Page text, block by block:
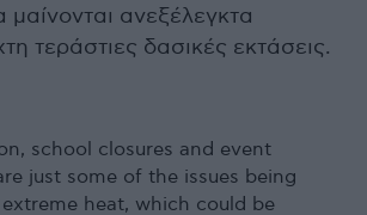
ανεξέλεγκτα
τεράστιες δασικές εκτάσεις.
school closures and event
just some of the issues being
heat, which could be